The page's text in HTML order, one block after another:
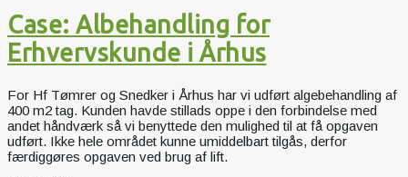
Case: Albehandling for
Erhvervskunde i Århus
For Hf Tømrer og Snedker i Århus har vi udført algebehandling af
400 m2 tag. Kunden havde stillads oppe i den forbindelse med
andet håndværk så vi benyttede den mulighed til at få opgaven
udført. Ikke hele området kunne umiddelbart tilgås, derfor
færdiggøres opgaven ved brug af lift.